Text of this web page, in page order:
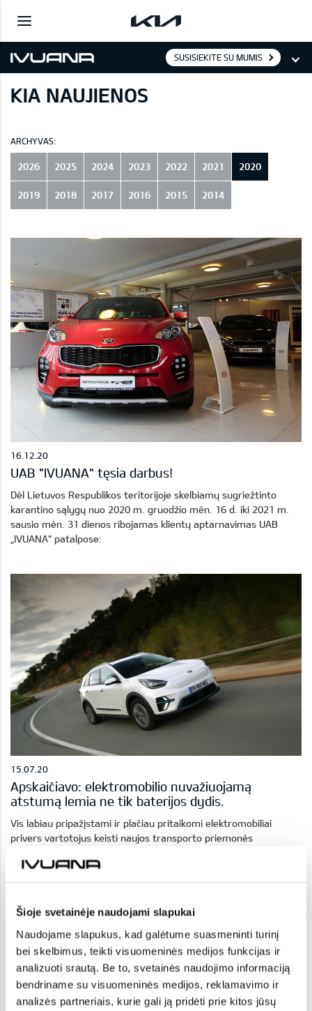
Šioje svetainėje naudojami slapukai
Naudojame slapukus, kad galėtume suasmeninti turinį
bei skelbimus, teikti visuomeninės medijos funkcijas ir
analizuoti srautą. Be to, svetainės naudojimo informaciją
bendriname su visuomeninės medijos, reklamavimo ir
analizės partneriais, kurie gali ją pridėti prie kitos jūsų
SUSISIEKITE SU MUMIS
KIA NAUJIENOS
ARCHYVAS:
2026 2025 2024 2023 2022 2021 2020
2019 2018 2017 2016 2015 2014
16.12.20
UAB "IVUANA" tęsia darbus!
Dėl Lietuvos Respublikos teritorijoje skelbiamų sugriežtinto
karantino sąlygų nuo 2020 m. gruodžio mėn. 16 d. iki 2021 m.
sausio mėn. 31 dienos ribojamas klientų aptarnavimas UAB
„IVUANA" patalpose:
15.07.20
Apskaičiavo: elektromobilio nuvažiuojamą
atstumą lemia ne tik baterijos dydis.
Vis labiau pripažįstami ir plačiau pritaikomi elektromobiliai
privers vartotojus keisti naujos transporto priemonės